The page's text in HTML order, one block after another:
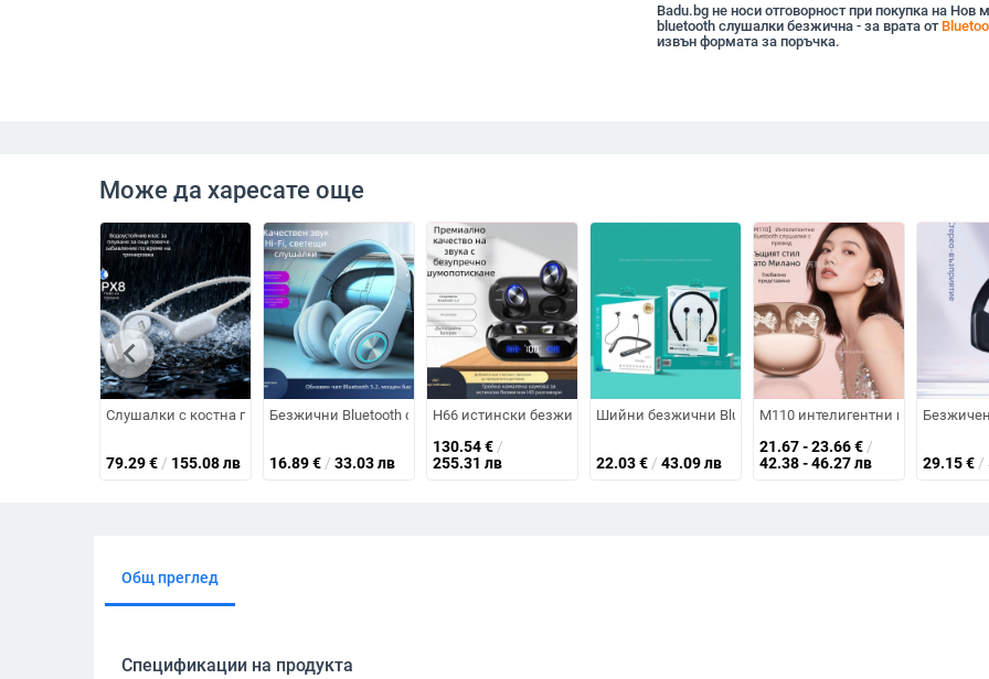
Badu.bg не носи отговорност при покупка на Нов
bluetooth слушалки безжична - за врата от
извън формата за поръчка.
Може да харесате още
Слушалки с костна проводимост, IPX8 водоустойчиви, Bluetooth 6.0, обхват 10 m, живот на батерията 4–8 ч, носени върху
79.29€ / 155.08 лв
Безжични Bluetooth слушалки за глава с LED осветление, усилен бас, Bluetooth 5.2, обхват до 10 м, IPX3
16.89€ / 33.03 лв
H66 истински безжични гейминг слушалки, в ухото стерео, Bluetooth 5.3, IPX7
130.54€ /
255.31 лв
Шийни безжични Bluetooth слушалки 5.0, стерео звук,
22.03€ / 43.09 лв
M110 интелигентни преводни
21.67 - 23.66€ /
42.38 - 46.27 лв
29.15€ /
chevron_left
Общ преглед
Спецификации на продукта